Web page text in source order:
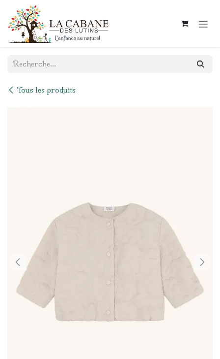
Se rendre au contenu
Tous les produits